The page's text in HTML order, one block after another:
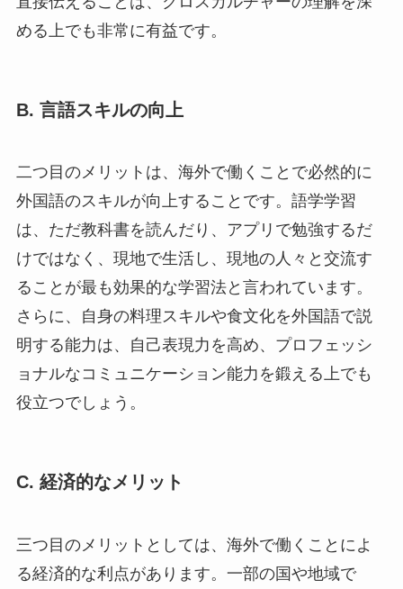
める上でも非常に有益です。
B. 言語スキルの向上
二つ目のメリットは、海外で働くことで必然的に
外国語のスキルが向上することです。語学学習
は、ただ教科書を読んだり、アプリで勉強するだ
けではなく、現地で生活し、現地の人々と交流す
ることが最も効果的な学習法と言われています。
さらに、自身の料理スキルや食文化を外国語で説
明する能力は、自己表現力を高め、プロフェッシ
ョナルなコミュニケーション能力を鍛える上でも
役立つでしょう。
C. 経済的なメリット
三つ目のメリットとしては、海外で働くことによ
る経済的な利点があります。一部の国や地域で